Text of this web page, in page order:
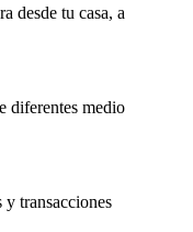
desde tu casa, a
diferentes medio
y transacciones